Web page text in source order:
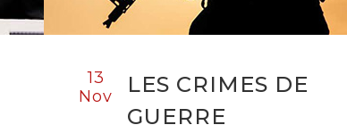
13
Nov
LES CRIMES DE
GUERRE